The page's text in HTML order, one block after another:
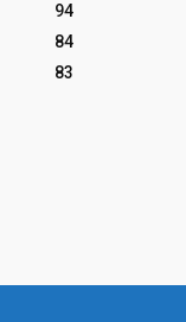
94
84
83